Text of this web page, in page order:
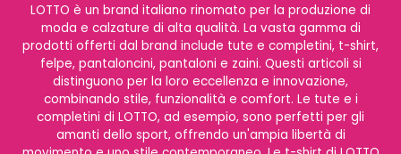
LOTTO è un brand italiano rinomato per la produzione di
moda e calzature di alta qualità. La vasta gamma di
prodotti offerti dal brand include tute e completini, t-shirt,
felpe, pantaloncini, pantaloni e zaini. Questi articoli si
distinguono per la loro eccellenza e innovazione,
combinando stile, funzionalità e comfort. Le tute e i
completini di LOTTO, ad esempio, sono perfetti per gli
amanti dello sport, offrendo un'ampia libertà di